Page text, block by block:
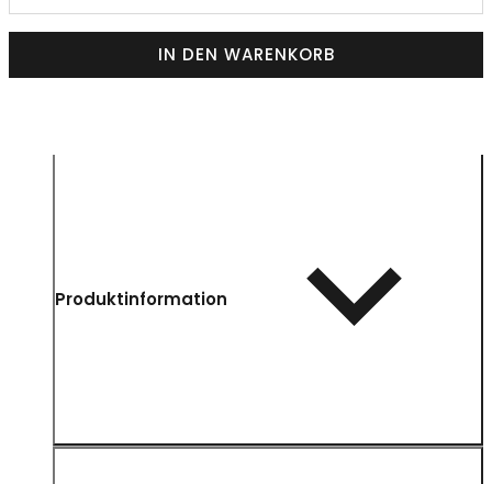
IN DEN WARENKORB
Produktinformation